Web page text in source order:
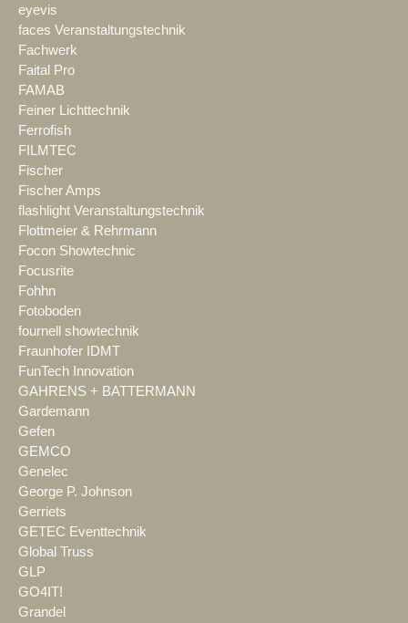
eyevis
faces Veranstaltungstechnik
Fachwerk
Faital Pro
FAMAB
Feiner Lichttechnik
Ferrofish
FILMTEC
Fischer
Fischer Amps
flashlight Veranstaltungstechnik
Flottmeier & Rehrmann
Focon Showtechnic
Focusrite
Fohhn
Fotoboden
fournell showtechnik
Fraunhofer IDMT
FunTech Innovation
GAHRENS + BATTERMANN
Gardemann
Gefen
GEMCO
Genelec
George P. Johnson
Gerriets
GETEC Eventtechnik
Global Truss
GLP
GO4IT!
Grandel